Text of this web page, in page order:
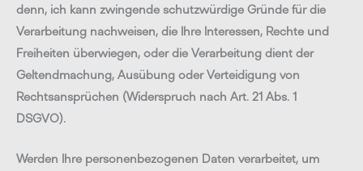
denn, ich kann zwingende schutzwürdige Gründe für die
Verarbeitung nachweisen, die Ihre Interessen, Rechte und
Freiheiten überwiegen, oder die Verarbeitung dient der
Geltendmachung, Ausübung oder Verteidigung von
Rechtsansprüchen (Widerspruch nach Art. 21 Abs. 1
DSGVO).
Werden Ihre personenbezogenen Daten verarbeitet, um